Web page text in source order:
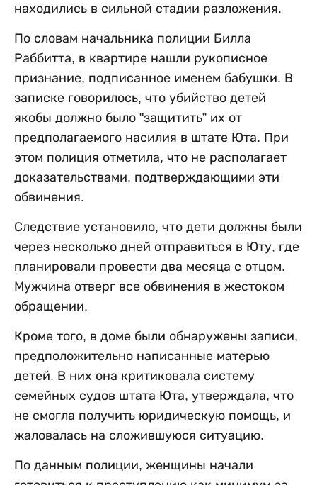
находились в сильной стадии разложения.
По словам начальника полиции Билла
Раббитта, в квартире нашли рукописное
признание, подписанное именем бабушки. В
записке говорилось, что убийство детей
якобы должно было "защитить” их от
предполагаемого насилия в штате Юта. При
этом полиция отметила, что не располагает
доказательствами, подтверждающими эти
обвинения.
Следствие установило, что дети должны были
через несколько дней отправиться в Юту, где
планировали провести два месяца с отцом.
Мужчина отверг все обвинения в жестоком
обращении.
Кроме того, в доме были обнаружены записи,
предположительно написанные матерью
детей. В них она критиковала систему
семейных судов штата Юта, утверждала, что
не смогла получить юридическую помощь, и
жаловалась на сложившуюся ситуацию.
По данным полиции, женщины начали